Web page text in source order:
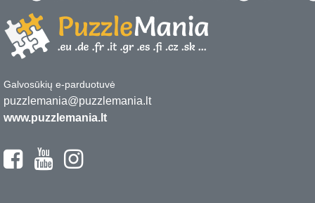
Galvosūkių e-parduotuvė
puzzlemania@puzzlemania.lt
www.puzzlemania.lt